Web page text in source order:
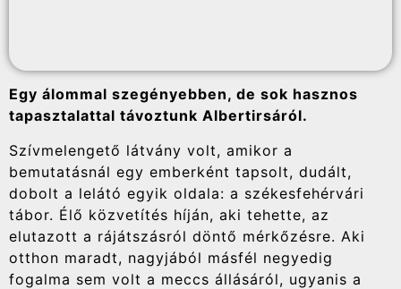
Egy álommal szegényebben, de sok hasznos
tapasztalattal távoztunk Albertirsáról.
Szívmelengető látvány volt, amikor a
bemutatásnál egy emberként tapsolt, dudált,
dobolt a lelátó egyik oldala: a székesfehérvári
tábor. Élő közvetítés híján, aki tehette, az
elutazott a rájátszásról döntő mérkőzésre. Aki
otthon maradt, nagyjából másfél negyedig
fogalma sem volt a meccs állásáról, ugyanis a